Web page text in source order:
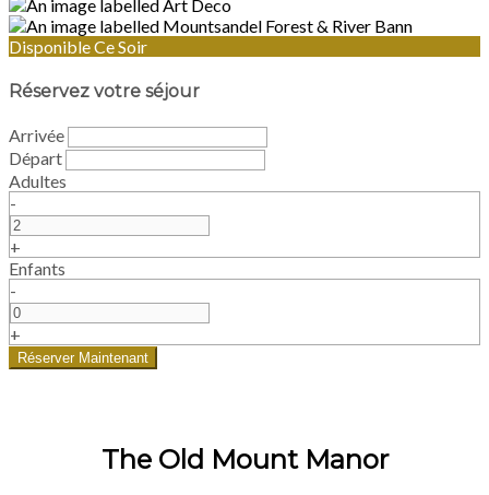
Disponible Ce Soir
Réservez votre séjour
Arrivée
Départ
Adultes
-
+
Enfants
-
+
The Old Mount Manor